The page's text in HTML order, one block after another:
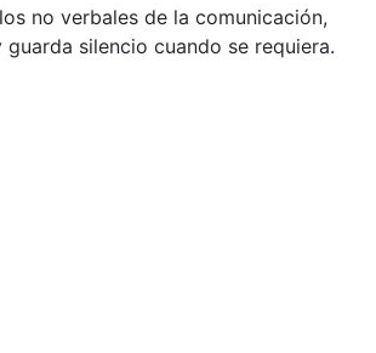
no verbales de la comunicación,
silencio cuando se requiera.